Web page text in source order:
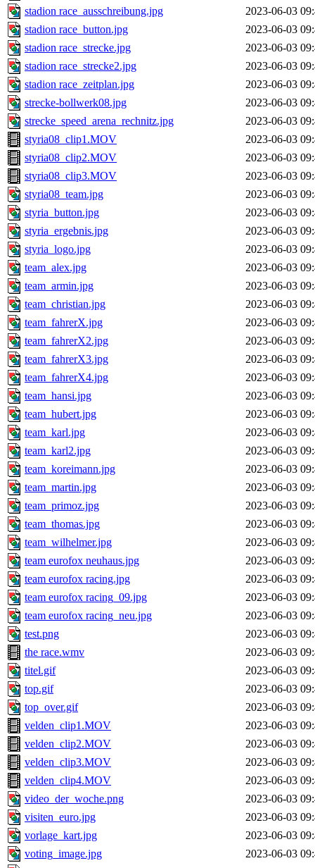
stadion race_ausschreibung.jpg
2023-06-03
stadion race_button.jpg
2023-06-03
stadion race_strecke.jpg
2023-06-03
stadion race_strecke2.jpg
2023-06-03
stadion race_zeitplan.jpg
2023-06-03
strecke-bollwerk08.jpg
2023-06-03
strecke_speed_arena_rechnitz.jpg
2023-06-03
styria08_clip1.MOV
2023-06-03
styria08_clip2.MOV
2023-06-03
styria08_clip3.MOV
2023-06-03
styria08_team.jpg
2023-06-03
styria_button.jpg
2023-06-03
styria_ergebnis.jpg
2023-06-03
styria_logo.jpg
2023-06-03
team_alex.jpg
2023-06-03
team_armin.jpg
2023-06-03
team_christian.jpg
2023-06-03
team_fahrerX.jpg
2023-06-03
team_fahrerX2.jpg
2023-06-03
team_fahrerX3.jpg
2023-06-03
team_fahrerX4.jpg
2023-06-03
team_hansi.jpg
2023-06-03
team_hubert.jpg
2023-06-03
team_karl.jpg
2023-06-03
team_karl2.jpg
2023-06-03
team_koreimann.jpg
2023-06-03
team_martin.jpg
2023-06-03
team_primoz.jpg
2023-06-03
team_thomas.jpg
2023-06-03
team_wilhelmer.jpg
2023-06-03
team eurofox neuhaus.jpg
2023-06-03
team eurofox racing.jpg
2023-06-03
team eurofox racing_09.jpg
2023-06-03
team eurofox racing_neu.jpg
2023-06-03
test.png
2023-06-03
the race.wmv
2023-06-03
titel.gif
2023-06-03
top.gif
2023-06-03
top_over.gif
2023-06-03
velden_clip1.MOV
2023-06-03
velden_clip2.MOV
2023-06-03
velden_clip3.MOV
2023-06-03
velden_clip4.MOV
2023-06-03
video_der_woche.png
2023-06-03
visiten_euro.jpg
2023-06-03
vorlage_kart.jpg
2023-06-03
voting_image.jpg
2023-06-03